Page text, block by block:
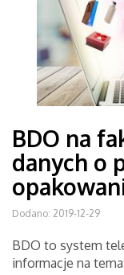
BDO na
danych o
Dodano: 2019-12-29
BDO to system
informacje na